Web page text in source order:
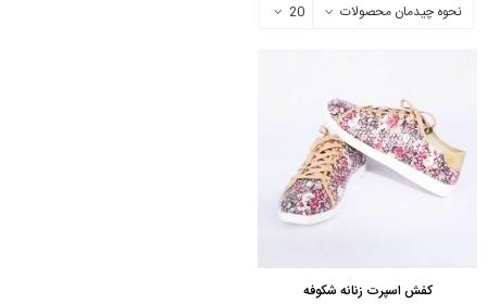
نحوه چیدمان محصولات 20
کفش اسپرت زنانه شکوفه